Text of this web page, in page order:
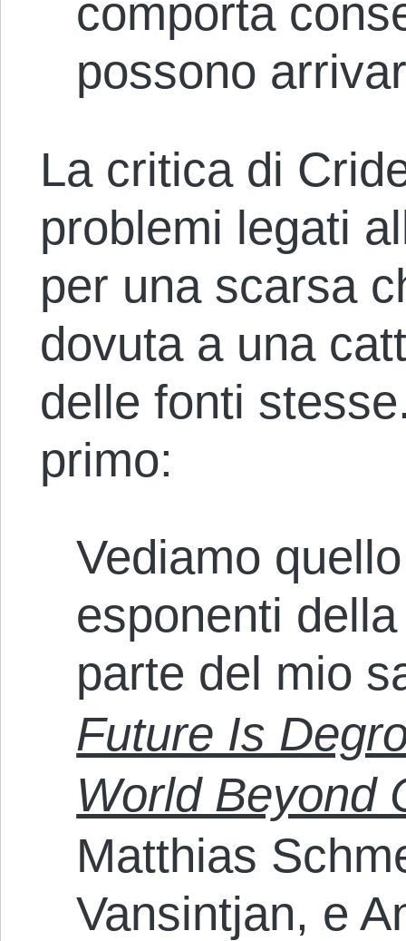
comporta
possono
La critica di
problemi legati
per una scarsa
dovuta a una
delle fonti
primo:
Vediamo
esponenti
parte del mio
Future Is
World Beyond
Matthias
Vansintjan, e